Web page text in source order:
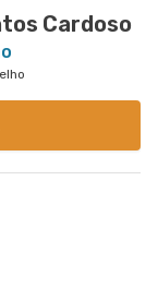
Cardoso